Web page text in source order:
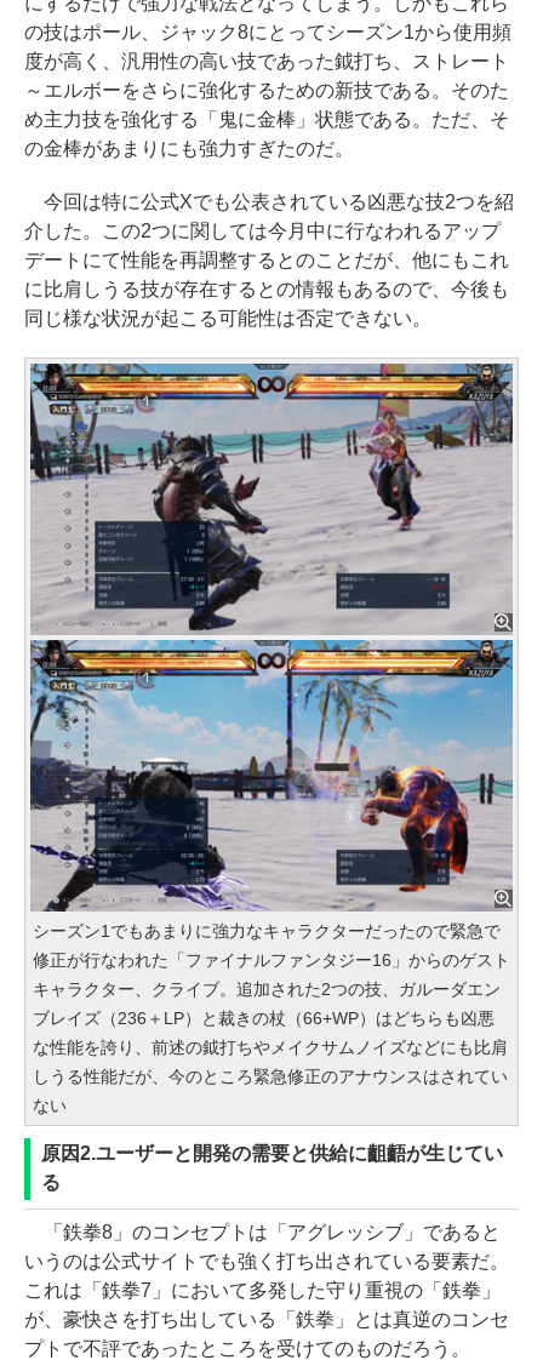
の技はポール、ジャック8にとってシーズン1から使用頻
度が高く、汎用性の高い技であった鉞打ち、ストレート
～エルボーをさらに強化するための新技である。そのた
め主力技を強化する「鬼に金棒」状態である。ただ、そ
の金棒があまりにも強力すぎたのだ。
今回は特に公式Xでも公表されている凶悪な技2つを紹
介した。この2つに関しては今月中に行なわれるアップ
デートにて性能を再調整するとのことだが、他にもこれ
に比肩しうる技が存在するとの情報もあるので、今後も
同じ様な状況が起こる可能性は否定できない。
シーズン1でもあまりに強力なキャラクターだったので緊急で
修正が行なわれた「ファイナルファンタジー16」からのゲスト
キャラクター、クライブ。追加された2つの技、ガルーダエン
ブレイズ（236＋LP）と裁きの杖（66+WP）はどちらも凶悪
な性能を誇り、前述の鉞打ちやメイクサムノイズなどにも比肩
しうる性能だが、今のところ緊急修正のアナウンスはされてい
ない
原因2.ユーザーと開発の需要と供給に齟齬が生じてい
る
「鉄拳8」のコンセプトは「アグレッシブ」であると
いうのは公式サイトでも強く打ち出されている要素だ。
これは「鉄拳7」において多発した守り重視の「鉄拳」
が、豪快さを打ち出している「鉄拳」とは真逆のコンセ
プトで不評であったところを受けてのものだろう。